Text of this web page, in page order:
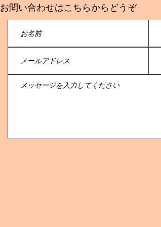
お問い合わせはこちらからどうぞ